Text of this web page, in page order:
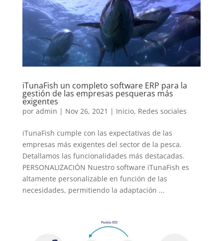
iTunaFish un completo software ERP para la
gestión de las empresas pesqueras más
exigentes
por admin | Nov 26, 2021 | Inicio, Redes sociales
iTunaFish cumple con las expectativas de las
empresas más exigentes del sector de la pesca.
Detallamos las funcionalidades más destacadas.
PERSONALIZACIÓN Nuestro software iTunaFish es
altamente personalizable en función de las
necesidades, permitiendo la adaptación ...